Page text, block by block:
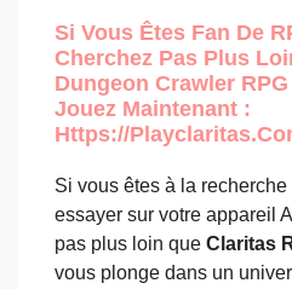
Si Vous Êtes Fan De
Cherchez Pas Plus
Dungeon Crawler
Jouez Maintenant :
Https://
Si vous êtes à la recherche
essayer sur votre appareil
pas plus loin que Claritas
vous plonge dans un